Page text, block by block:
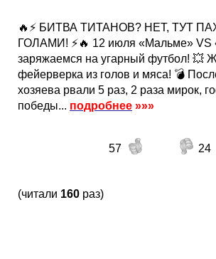
🔥⚡️ БИТВА ТИТАНОВ? НЕТ, ТУТ
ГОЛАМИ! ⚡️🔥 12 июля «Мальме» VS
заряжаемся на угарный футбол! 💥
фейерверка из голов и мяса! 💣
хозяева рвали 5 раз, 2 раза мирок,
победы... подробнее »»»
57
24
(читали 160 раз)